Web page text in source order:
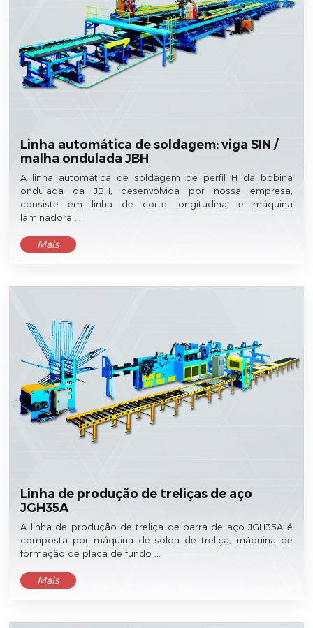
Linha automática de soldagem: viga SIN /
malha ondulada JBH
A linha automática de soldagem de perfil H da bobina
ondulada da JBH, desenvolvida por nossa empresa,
consiste em linha de corte longitudinal e máquina
laminadora ...
Mais
Linha de produção de treliças de aço
JGH35A
A linha de produção de treliça de barra de aço JGH35A é
composta por máquina de solda de treliça, máquina de
formação de placa de fundo ...
Mais